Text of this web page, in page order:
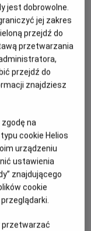
jest dobrowolne.
jej zakres
przejdź do
przetwarzania
przejdź do
znajdziesz
zgodę na
cookie Helios
urządzeniu
ustawienia
znajdującego
cookie
przetwarzać